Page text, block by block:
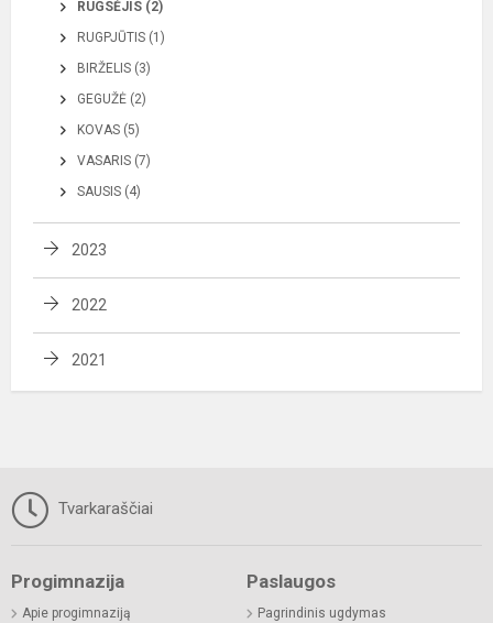
RUGSĖJIS (2)
RUGPJŪTIS (1)
BIRŽELIS (3)
GEGUŽĖ (2)
KOVAS (5)
VASARIS (7)
SAUSIS (4)
2023
2022
2021
Tvarkaraščiai
Progimnazija
Apie progimnaziją
Paslaugos
Pagrindinis ugdymas